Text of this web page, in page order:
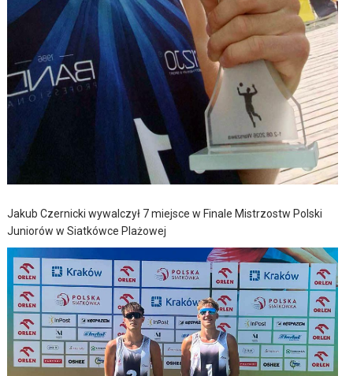
Jakub Czernicki wywalczył 7 miejsce w Finale Mistrzostw Polski
Juniorów w Siatkówce Plażowej